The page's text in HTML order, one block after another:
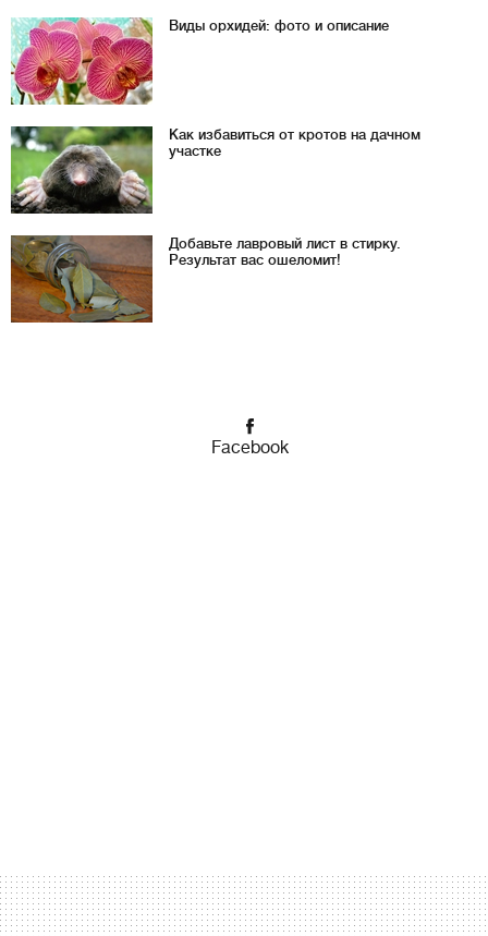
Виды орхидей: фото и описание
Как избавиться от кротов на дачном
участке
Добавьте лавровый лист в стирку.
Результат вас ошеломит!
Facebook